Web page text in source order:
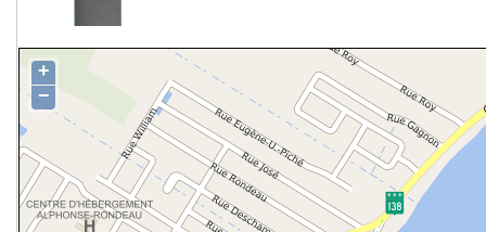
+
−